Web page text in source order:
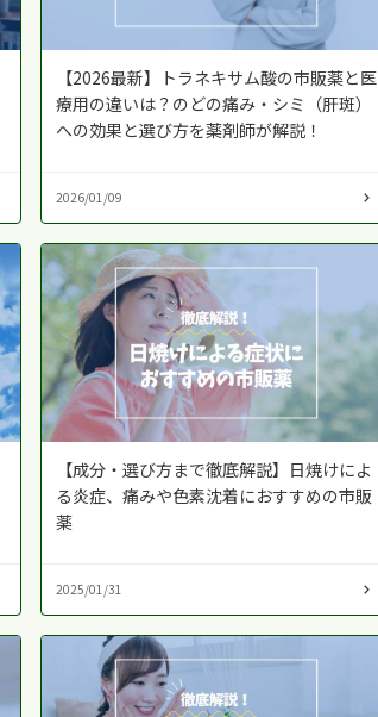
【2026最新】トラネキサム酸の市販薬と医
療用の違いは？のどの痛み・シミ（肝斑）
への効果と選び方を薬剤師が解説！
2026/01/09
【成分・選び方まで徹底解説】日焼けによ
る炎症、痛みや色素沈着におすすめの市販
薬
2025/01/31